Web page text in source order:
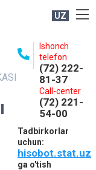
UZ
Ishonch
telefon
(72) 222-
81-37
Call-center
(72) 221-
54-00
Tadbirkorlar
uchun:
hisobot.stat.uz
ga o'tish